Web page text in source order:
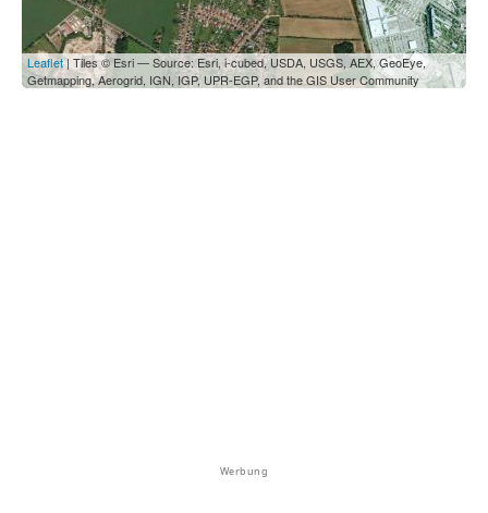
Leaflet| Tiles © Esri — Source: Esri, i-cubed, USDA, USGS, AEX, GeoEye,
Getmapping, Aerogrid, IGN, IGP, UPR-EGP, and the GIS User Community
Werbung